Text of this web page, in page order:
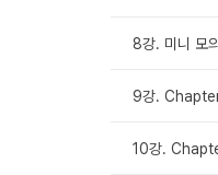
8강. 미니 모
9강.
10강.